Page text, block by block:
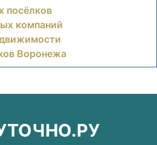
посёлков
компаний
Воронежа